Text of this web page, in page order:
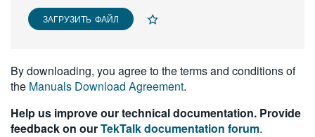
日本語
繁體中文
ЗАГРУЗИТЬ ФАЙЛ
By downloading, you agree to the terms and conditions of
the Manuals Download Agreement.
Help us improve our technical documentation. Provide
feedback on ourTekTalk documentation forum.